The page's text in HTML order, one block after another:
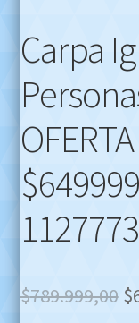
Carpa
$789.999,00 $